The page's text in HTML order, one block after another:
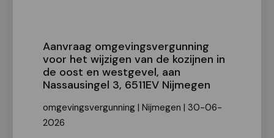
Aanvraag omgevingsvergunning
voor het wijzigen van de kozijnen in
de oost en westgevel, aan
Nassausingel 3, 6511EV Nijmegen
omgevingsvergunning | Nijmegen | 30-06-
2026